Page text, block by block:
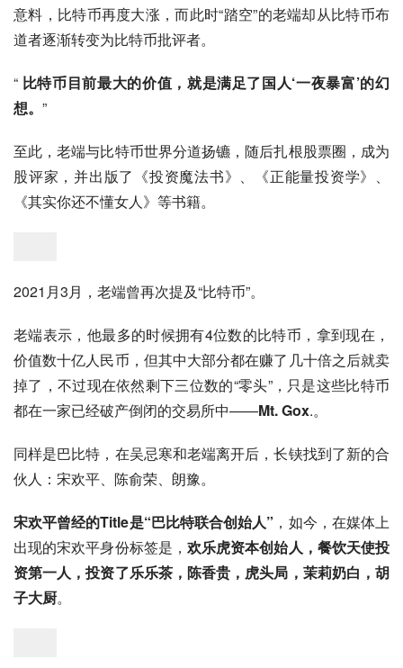
意料，比特币再度大涨，而此时“踏空”的老端却从比特币布
道者逐渐转变为比特币批评者。
“ 比特币目前最大的价值，就是满足了国人‘一夜暴富’的幻
想。 ”
至此，老端与比特币世界分道扬镳，随后扎根股票圈，成为
股评家，并出版了《投资魔法书》、《正能量投资学》、
《其实你还不懂女人》等书籍。
2021月3月，老端曾再次提及“比特币”。
老端表示，他最多的时候拥有4位数的比特币，拿到现在，
价值数十亿人民币，但其中大部分都在赚了几十倍之后就卖
掉了，不过现在依然剩下三位数的“零头”，只是这些比特币
都在一家已经破产倒闭的交易所中——Mt. Gox.。
同样是巴比特，在吴忌寒和老端离开后，长铗找到了新的合
伙人：宋欢平、陈俞荣、朗豫。
宋欢平曾经的Title是“巴比特联合创始人” ，如今，在媒体上
出现的宋欢平身份标签是， 欢乐虎资本创始人，餐饮天使投
资第一人，投资了乐乐茶，陈香贵，虎头局，茉莉奶白，胡
子大厨。